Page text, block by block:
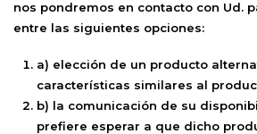
nos pondremos en contacto con Ud.
entre las siguientes opciones:
a) elección de un producto
características similares al
b) la comunicación de su
prefiere esperar a que dicho